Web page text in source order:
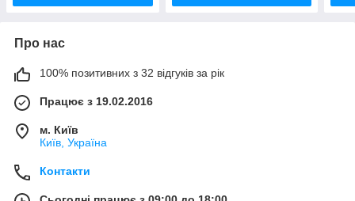
Про нас
100% позитивних з 32 відгуків за рік
Працює з 19.02.2016
м. Київ
Київ, Україна
Контакти